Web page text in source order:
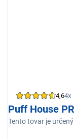
4,64x
Puff House
Tento tovar je